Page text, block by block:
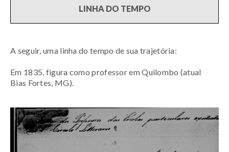
LINHA DO TEMPO
A seguir, uma linha do tempo de sua trajetória:
Em 1835, figura como professor em Quilombo (atual
Bias Fortes, MG).